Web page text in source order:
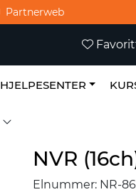
Partnerweb
HJELPESENTER
NVR
Elnummer: NR-